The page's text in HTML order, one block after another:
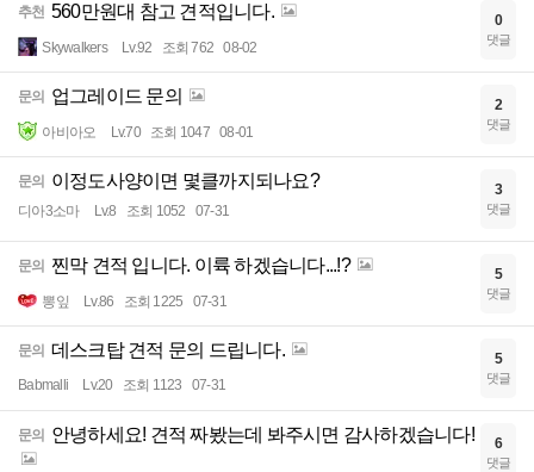
추천 560만원대 참고 견적입니다.
Skywalkers Lv.92 조회 762 08-02
0
댓글
문의 업그레이드 문의
아비아오 Lv.70 조회 1047 08-01
2
댓글
문의 이정도사양이면 몇클까지되나요?
디아3소마 Lv.8 조회 1052 07-31
3
댓글
문의 찐막 견적 입니다. 이륙 하겠습니다...!?
뽕잎 Lv.86 조회 1225 07-31
5
댓글
문의 데스크탑 견적 문의 드립니다.
Babmalli Lv.20 조회 1123 07-31
5
댓글
문의 안녕하세요! 견적 짜봤는데 봐주시면 감사하겠습니다! 6
댓글